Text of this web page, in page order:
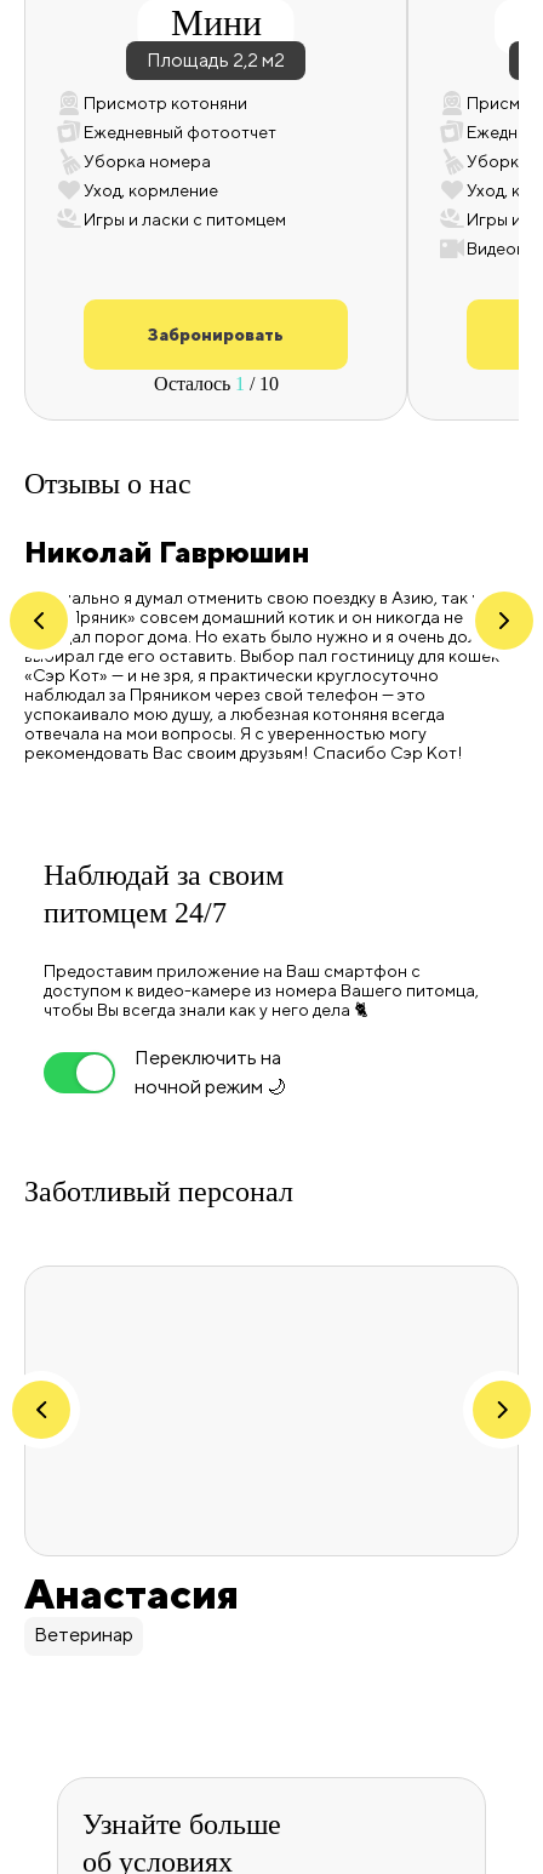
Мини
Площадь 2,2 м2
Присмотр котоняни
Ежедневный фотоотчет
Уборка номера
Уход, кормление
Игры и ласки с питомцем
Забронировать
Осталось 1 / 10
Уборка
Уход,
Игры и
Отзывы о нас
Николай Гаврюшин
Изначально я думал отменить свою поездку в Азию, так как
мой «Пряник» совсем домашний котик и он никогда не
покидал порог дома. Но ехать было нужно и я очень долго
выбирал где его оставить. Выбор пал гостиницу для кошек
«Сэр Кот» — и не зря, я практически круглосуточно
наблюдал за Пряником через свой телефон — это
успокаивало мою душу, а любезная котоняня всегда
отвечала на мои вопросы. Я с уверенностью могу
рекомендовать Вас своим друзьям! Спасибо Сэр Кот!
Наблюдай за своим
питомцем 24/7
Предоставим приложение на Ваш смартфон с
доступом к видео-камере из номера Вашего питомца,
чтобы Вы всегда знали как у него дела 🐈
Переключить на
ночной режим 🌙
Заботливый персонал
Анастасия
Ветеринар
Узнайте больше
об условиях